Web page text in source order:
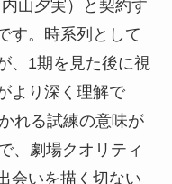
山夕実）と契約す
す。時系列として
、1期を見た後に視
より深く理解で
れる試練の意味が
、劇場クオリティ
会いを描く切ない